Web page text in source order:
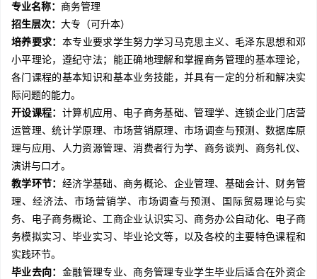
专业名称： 商务管理
招生层次： 大专（可升本）
培养要求： 本专业要求学生努力学习马克思主义、毛泽东思想和邓
小平理论，遵纪守法；能正确地理解和掌握商务管理的基本理论，
各门课程的基本知识和基本业务技能，并具有一定的分析和解决实
际问题的能力。
开设课程： 计算机应用、电子商务基础、管理学、连锁企业门店营
运管理、统计学原理、市场营销原理、市场调查与预测、数据库原
理与应用、人力资源管理、消费者行为学、商务谈判、商务礼仪、
演讲与口才。
教学环节： 经济学基础、商务概论、企业管理、基础会计、财务管
理、经济法、市场营销学、市场调查与预测、国际贸易理论与实
务、电子商务概论、工商企业认识实习、商务办公自动化、电子商
务模拟实习、毕业实习、毕业论文等，以及各校的主要特色课程和
实践环节。
毕业去向： 金融管理专业、商务管理专业学生毕业后适合在外资企